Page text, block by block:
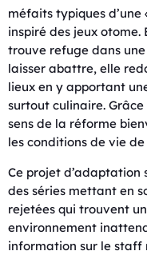
méfaits typiques d’une
inspiré des jeux otome.
trouve refuge dans
laisser abattre, elle
lieux en y apportant
surtout culinaire.
sens de la réforme
les conditions de vie
Ce projet d’adaptation
des séries mettant en
rejetées qui trouvent
environnement
information sur le staff